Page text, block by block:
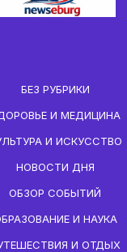
БЕЗ РУБРИКИ
И МЕДИЦИНА
И ИСКУССТВО
НОВОСТИ ДНЯ
ОБЗОР СОБЫТИЙ
И НАУКА
И ОТДЫХ